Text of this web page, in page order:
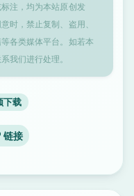
注，均为本站原创发
时，禁止复制、盗用、
各类媒体平台。如若本
我们进行处理。
下载
链接